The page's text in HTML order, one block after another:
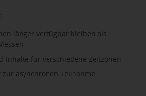
länger verfügbar bleiben als
Inhalte für verschiedene Zeitzonen
zur asynchronen Teilnahme